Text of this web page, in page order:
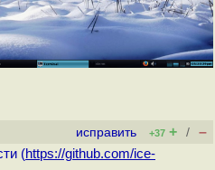
исправить +37 + / –
(https://github.com/ice-